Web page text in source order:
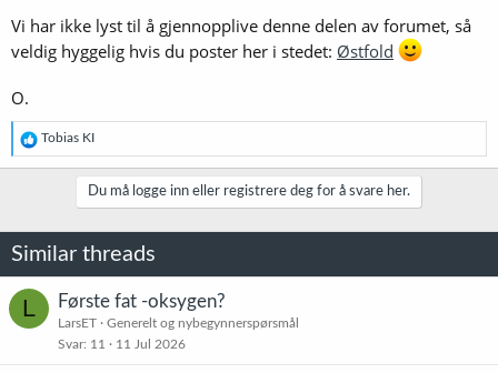
Vi har ikke lyst til å gjennopplive denne delen av forumet, så
veldig hyggelig hvis du poster her i stedet: Østfold
O.
R
e
a
n
e
r
Tobias KI
Du må logge inn eller registrere deg for å svare her.
Similar threads
L Første fat -oksygen?
LarsET
Generelt og nybegynnerspørsmål
Svar 11 11 Jul 2026